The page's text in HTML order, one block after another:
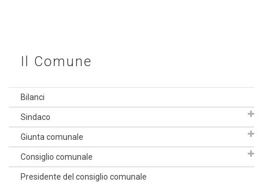
Il Comune
Bilanci
Sindaco
Giunta comunale
Consiglio comunale
Presidente del consiglio comunale